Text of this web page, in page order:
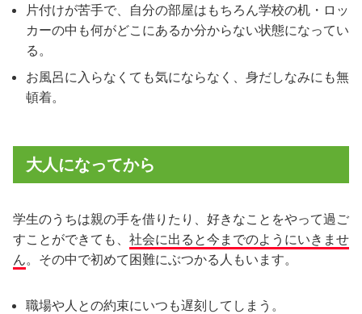
片付けが苦手で、自分の部屋はもちろん学校の机・ロッ
カーの中も何がどこにあるか分からない状態になってい
る。
お風呂に入らなくても気にならなく、身だしなみにも無
頓着。
大人になってから
学生のうちは親の手を借りたり、好きなことをやって過ご
すことができても、 社会に出ると今までのようにいきませ
ん。その中で初めて困難にぶつかる人もいます。
職場や人との約束にいつも遅刻してしまう。